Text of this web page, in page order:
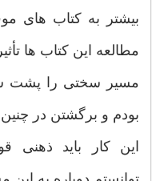
بیشتر به کتاب های
مطالعه این کتاب ها
مسیر سختی را پشت
بودم و برگشتن در
این کار باید ذهنی